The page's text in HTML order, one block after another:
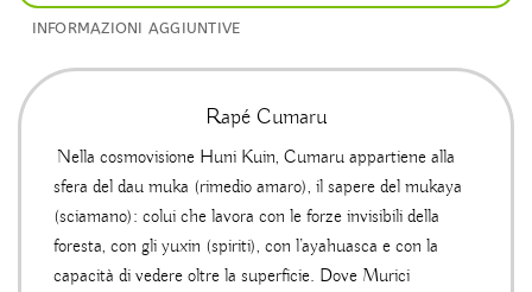
INFORMAZIONI AGGIUNTIVE
Rapé Cumaru
Nella cosmovisione Huni Kuin, Cumaru appartiene alla
sfera del dau muka (rimedio amaro), il sapere del mukaya
(sciamano): colui che lavora con le forze invisibili della
foresta, con gli yuxin (spiriti), con l’ayahuasca e con la
capacità di vedere oltre la superficie. Dove Murici